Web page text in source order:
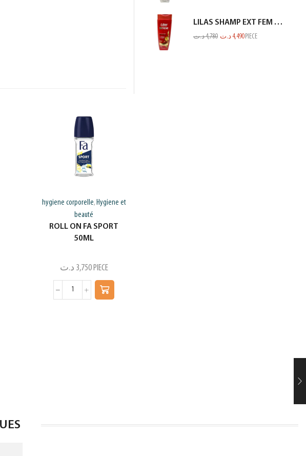
hygiene corporelle, Hygiene et
beauté
ROLL ON FA SPORT
50ML
3,750 د.ت PIECE
LILAS SHAMP EXT FEM COL OU MECH ROUGE 350ML
4,780د.ت 4,490 د.ت PIECE